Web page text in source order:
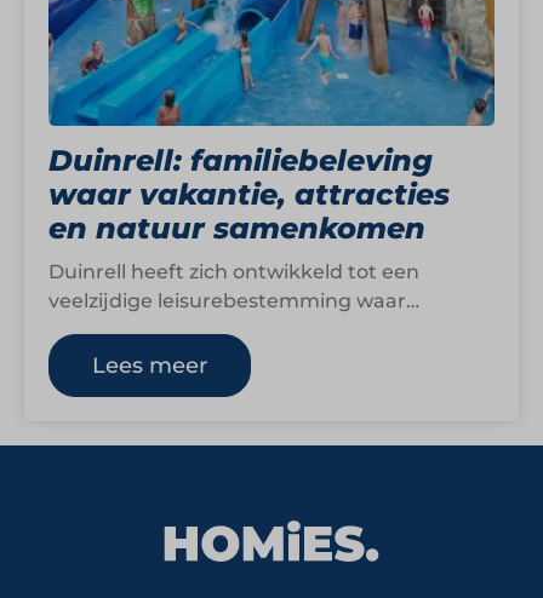
Duinrell: familiebeleving
waar vakantie, attracties
en natuur samenkomen
Duinrell heeft zich ontwikkeld tot een
veelzijdige leisurebestemming waar
vakantie, attracties en waterbeleving
samenkomen in één formule. Midden in
Nationaal…
Lees meer